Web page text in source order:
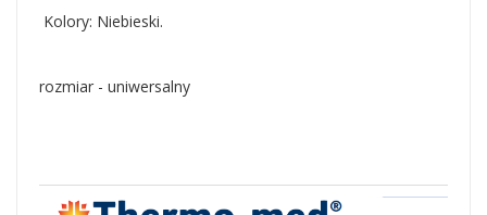
Kolory: Niebieski.
rozmiar - uniwersalny